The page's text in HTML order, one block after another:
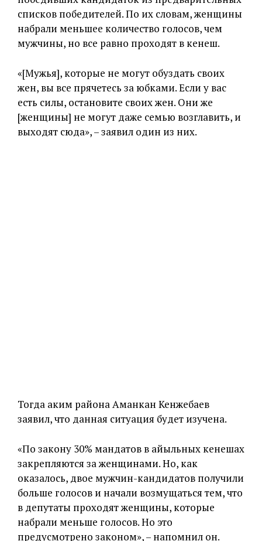
списков победителей. По их словам, женщины
набрали меньшее количество голосов, чем
мужчины, но все равно проходят в кенеш.
«[Мужья], которые не могут обуздать своих
жен, вы все прячетесь за юбками. Если у вас
есть силы, остановите своих жен. Они же
[женщины] не могут даже семью возглавить, и
выходят сюда», – заявил один из них.
Тогда аким района Аманкан Кенжебаев
заявил, что данная ситуация будет изучена.
«По закону 30% мандатов в айыльных кенешах
закрепляются за женщинами. Но, как
оказалось, двое мужчин-кандидатов получили
больше голосов и начали возмущаться тем, что
в депутаты проходят женщины, которые
набрали меньше голосов. Но это
предусмотрено законом», – напомнил он.